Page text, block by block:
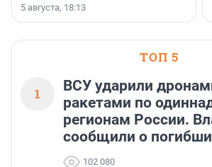
5 августа, 18:13
ТОП 5
1
ВСУ ударили
ракетами по
регионам России.
сообщили о
102 080